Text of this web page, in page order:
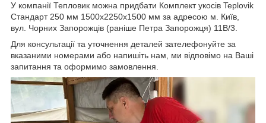
У компанії Тепловик можна придбати Комплект укосів Teplovik
Стандарт 250 мм 1500х2250х1500 мм за адресою м. Київ,
вул. Чорних Запорожців (раніше Петра Запорожця) 11В/3.
Для консультації та уточнення деталей зателефонуйте за
вказаними номерами або напишіть нам, ми відповімо на Ваші
запитання та оформимо замовлення.